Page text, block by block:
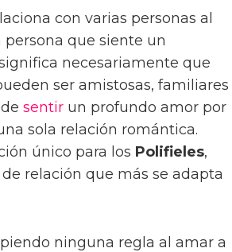
con varias personas al
que siente un
necesariamente que
ser amistosas, familiares
sentir un profundo amor por
sola relación romántica.
único para los Polifieles,
relación que más se adapta
ninguna regla al amar a